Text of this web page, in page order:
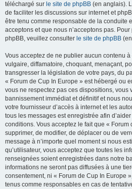
téléchargé sur le site de phpBB (en anglais).
de faciliter les discussions sur internet et
être tenu comme responsable de la conduite
acceptons et que nous n’acceptons pas.
phpBB, veuillez consulter le site de phpBB
Vous acceptez de ne publier aucun contenu
vulgaire, diffamatoire, choquant, menaçant,
transgresser la législation de votre pays, du
« Forum de Cup In Europe » est hébergé ou
vous ne respectez pas ces dispositions, vous
bannissement immédiat et définitif et nous
votre fournisseur d’accès à internet et les
tous les messages est enregistrée afin
conditions. Vous acceptez le fait que «
supprimer, de modifier, de déplacer ou de
message à n’importe quel moment si nous
qu’utilisateur, vous acceptez que toutes les
renseignées soient enregistrées dans notre
informations ne seront pas diffusées à une
consentement, ni « Forum de Cup In Europe
tenus comme responsables en cas de